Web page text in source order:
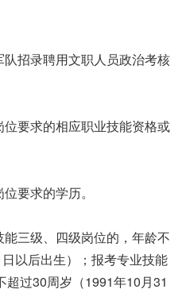
招录聘用文职人员政治考核
要求的相应职业技能资格或
要求的学历。
三级、四级岗位的，年龄不
以后出生）；报考专业技能
过30周岁（1991年10月31